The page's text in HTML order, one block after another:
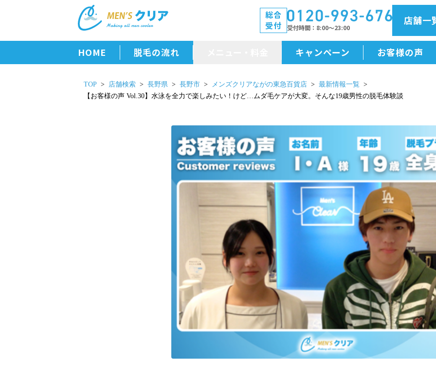
総合
受付
受付時間 8:00～23:00
店舗一
HOME 脱毛の流れ
メニュー・料金
キャンペーン お客様の声
TOP 店舗検索 長野県 長野市 メンズクリアながの東急百貨店
最新情報一覧
【お客様の声 Vol.30】水泳を全力で楽しみたい！けど…ムダ毛ケアが大変。そんな19歳男性の脱毛体験談